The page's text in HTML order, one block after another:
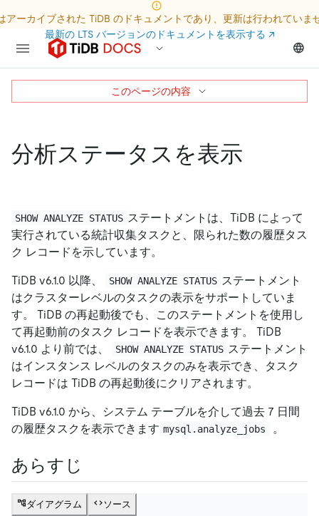
アーカイブされた TiDB のドキュメントであり、更新は行われていま
最新の LTS バージョンのドキュメントを表示する ↗
分析ステータスを表示
SHOW ANALYZE STATUS ステートメントは、TiDB によって
実行されている統計収集タスクと、限られた数の履歴タス
ク レコードを示しています。
TiDB v6.1.0 以降、 SHOW ANALYZE STATUS ステートメント
はクラスターレベルのタスクの表示をサポートしていま
す。 TiDB の再起動後でも、このステートメントを使用し
て再起動前のタスク レコードを表示できます。 TiDB
v6.1.0 より前では、
SHOW ANALYZE STATUS ステートメント
はインスタンス レベルのタスクのみを表示でき、タスク
レコードは TiDB の再起動後にクリアされます。
TiDB v6.1.0 から、システム テーブルを介して過去 7 日間
の履歴タスクを表示できます mysql.analyze_jobs 。
あらすじ
ダイアグラム ソース
このページの内容